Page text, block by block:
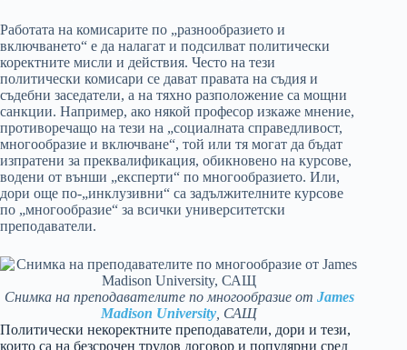
Работата на комисарите по „разнообразието и
включването“ е да налагат и подсилват политически
коректните мисли и действия. Често на тези
политически комисари се дават правата на съдия и
съдебни заседатели, а на тяхно разположение са мощни
санкции. Например, ако някой професор изкаже мнение,
противоречащо на тези на „социалната справедливост,
многообразие и включване“, той или тя могат да бъдат
изпратени за преквалификация, обикновено на курсове,
водени от външи „експерти“ по многообразието. Или,
дори още по-„инклузивни“ са задължителните курсове
по „многообразие“ за всички университетски
преподаватели.
Снимка на преподавателите по многообразие от James
Madison University , САЩ
Политически некоректните преподаватели, дори и тези,
които са на безсрочен трудов договор и популярни сред